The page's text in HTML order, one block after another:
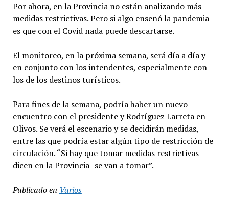
Por ahora, en la Provincia no están analizando más
medidas restrictivas. Pero si algo enseñó la pandemia
es que con el Covid nada puede descartarse.
El monitoreo, en la próxima semana, será día a día y
en conjunto con los intendentes, especialmente con
los de los destinos turísticos.
Para fines de la semana, podría haber un nuevo
encuentro con el presidente y Rodríguez Larreta en
Olivos. Se verá el escenario y se decidirán medidas,
entre las que podría estar algún tipo de restricción de
circulación. “Si hay que tomar medidas restrictivas -
dicen en la Provincia- se van a tomar”.
Publicado en Varios